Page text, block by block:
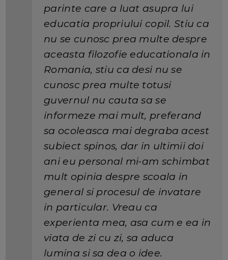
parinte care a luat asupra lui
educatia propriului copil. Stiu ca
nu se cunosc prea multe despre
aceasta filozofie educationala in
Romania, stiu ca desi nu se
cunosc prea multe totusi
guvernul nu cauta sa se
informeze mai mult, preferand
sa ocoleasca mai degraba acest
subiect spinos, dar in ultimii doi
ani eu personal mi-am schimbat
mult opinia despre scoala in
general si procesul de invatare
in particular. Vreau ca
experienta mea, asa cum e ea in
viata de zi cu zi, sa aduca
lumina si sa dea o idee.